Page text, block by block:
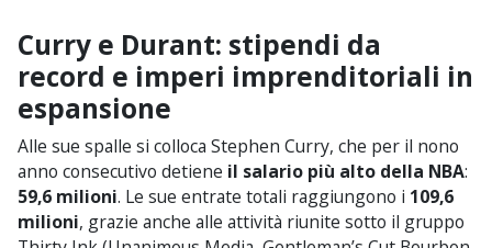
Curry e Durant: stipendi da
record e imperi imprenditoriali in
espansione
Alle sue spalle si colloca Stephen Curry, che per il nono
anno consecutivo detiene il salario più alto della NBA:
59,6 milioni. Le sue entrate totali raggiungono i 109,6
milioni, grazie anche alle attività riunite sotto il gruppo